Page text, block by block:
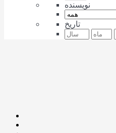
نویسنده
تاریخ